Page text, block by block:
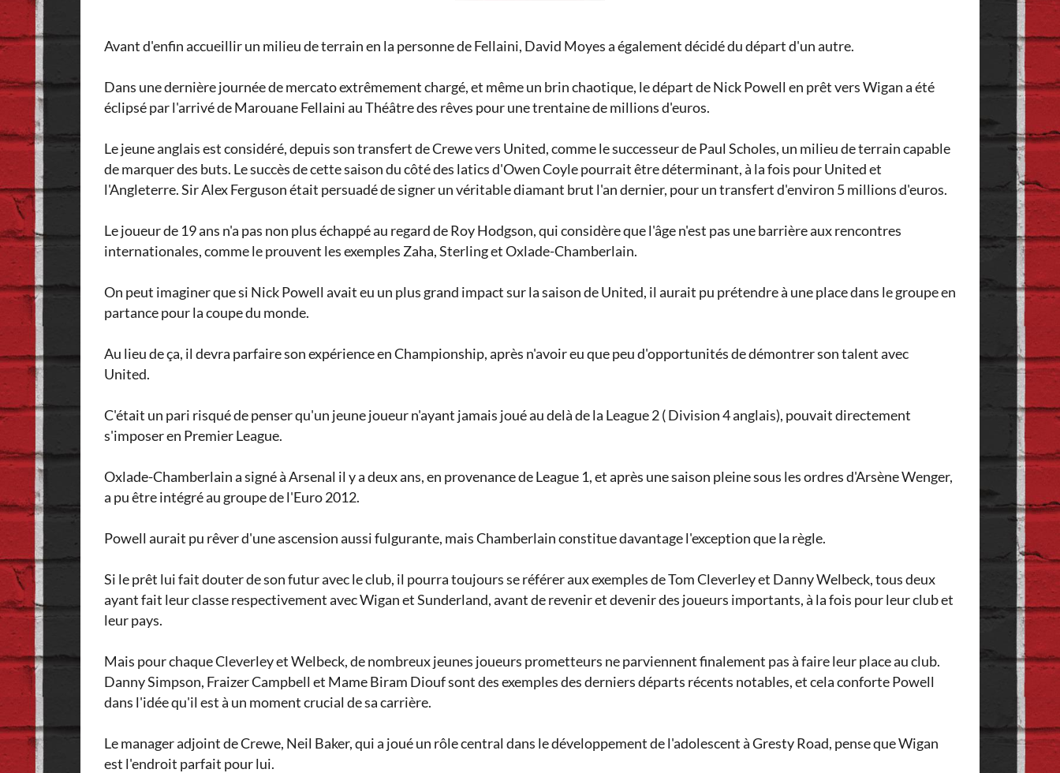
Avant d'enfin accueillir un milieu de terrain en la personne de Fellaini, David Moyes a également décidé du départ d'un autre.
Dans une dernière journée de mercato extrêmement chargé, et même un brin chaotique, le départ de Nick Powell en prêt vers Wigan a été
éclipsé par l'arrivé de Marouane Fellaini au Théâtre des rêves pour une trentaine de millions d'euros.
Le jeune anglais est considéré, depuis son transfert de Crewe vers United, comme le successeur de Paul Scholes, un milieu de terrain capable
de marquer des buts. Le succès de cette saison du côté des latics d'Owen Coyle pourrait être déterminant, à la fois pour United et
l'Angleterre. Sir Alex Ferguson était persuadé de signer un véritable diamant brut l'an dernier, pour un transfert d'environ 5 millions d'euros.
Le joueur de 19 ans n'a pas non plus échappé au regard de Roy Hodgson, qui considère que l'âge n'est pas une barrière aux rencontres
internationales, comme le prouvent les exemples Zaha, Sterling et Oxlade-Chamberlain.
On peut imaginer que si Nick Powell avait eu un plus grand impact sur la saison de United, il aurait pu prétendre à une place dans le groupe en
partance pour la coupe du monde.
Au lieu de ça, il devra parfaire son expérience en Championship, après n'avoir eu que peu d'opportunités de démontrer son talent avec
United.
C'était un pari risqué de penser qu'un jeune joueur n'ayant jamais joué au delà de la League 2 ( Division 4 anglais), pouvait directement
s'imposer en Premier League.
Oxlade-Chamberlain a signé à Arsenal il y a deux ans, en provenance de League 1, et après une saison pleine sous les ordres d'Arsène Wenger,
a pu être intégré au groupe de l'Euro 2012.
Powell aurait pu rêver d'une ascension aussi fulgurante, mais Chamberlain constitue davantage l'exception que la règle.
Si le prêt lui fait douter de son futur avec le club, il pourra toujours se référer aux exemples de Tom Cleverley et Danny Welbeck, tous deux
ayant fait leur classe respectivement avec Wigan et Sunderland, avant de revenir et devenir des joueurs importants, à la fois pour leur club et
leur pays.
Mais pour chaque Cleverley et Welbeck, de nombreux jeunes joueurs prometteurs ne parviennent finalement pas à faire leur place au club.
Danny Simpson, Fraizer Campbell et Mame Biram Diouf sont des exemples des derniers départs récents notables, et cela conforte Powell
dans l'idée qu'il est à un moment crucial de sa carrière.
Le manager adjoint de Crewe, Neil Baker, qui a joué un rôle central dans le développement de l'adolescent à Gresty Road, pense que Wigan
est l'endroit parfait pour lui.